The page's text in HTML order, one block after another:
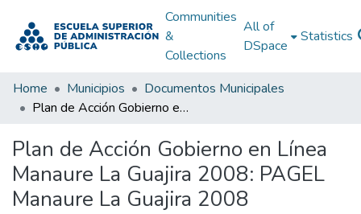
Communities
&
Collections
All of
DSpace
Statistics
Home Municipios
Documentos Municipales
Plan de Acción Gobierno en Línea Manaure La Guajira 2008: PAGEL Manaure La Guajira 2008
Plan de Acción Gobierno en Línea
Manaure La Guajira 2008: PAGEL
Manaure La Guajira 2008